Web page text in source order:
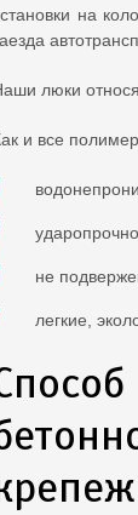
на
люки
и все
не
легкие,